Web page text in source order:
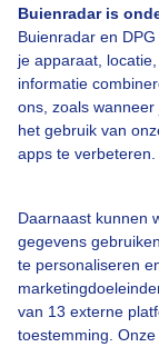
Buienradar is
Buienradar en
je apparaat,
informatie
ons, zoals
het gebruik van
apps te verbeteren.
Daarnaast kunnen
gegevens
te personaliseren
van 13 externe
toestemming.
Zon Wolken
Bekijk slideshow